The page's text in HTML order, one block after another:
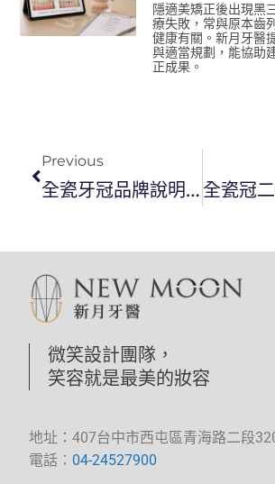
隱適美矯正後出現黑
療失敗，常與原本齒
健康有關。新月牙醫
與適當規劃，能協助
正成果。
Previous
全瓷牙冠品牌說明文，想知道只有醫師才知道的事看這篇
微笑設計團隊，
笑容就是最美的妝容
地址：407台中市西屯區青海路二段
電話： 04-24527900